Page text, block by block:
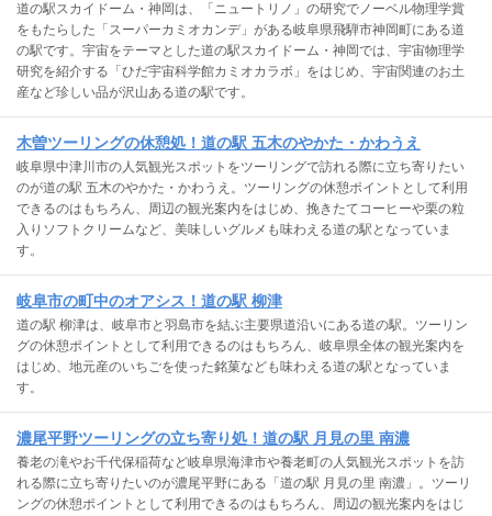
道の駅スカイドーム・神岡は、「ニュートリノ」の研究でノーベル物理学賞
をもたらした「スーパーカミオカンデ」がある岐阜県飛騨市神岡町にある道
の駅です。宇宙をテーマとした道の駅スカイドーム・神岡では、宇宙物理学
研究を紹介する「ひだ宇宙科学館カミオカラボ」をはじめ、宇宙関連のお土
産など珍しい品が沢山ある道の駅です。
木曽ツーリングの休憩処！道の駅 五木のやかた・かわうえ
岐阜県中津川市の人気観光スポットをツーリングで訪れる際に立ち寄りたい
のが道の駅 五木のやかた・かわうえ。ツーリングの休憩ポイントとして利用
できるのはもちろん、周辺の観光案内をはじめ、挽きたてコーヒーや栗の粒
入りソフトクリームなど、美味しいグルメも味わえる道の駅となっていま
す。
岐阜市の町中のオアシス！道の駅 柳津
道の駅 柳津は、岐阜市と羽島市を結ぶ主要県道沿いにある道の駅。ツーリン
グの休憩ポイントとして利用できるのはもちろん、岐阜県全体の観光案内を
はじめ、地元産のいちごを使った銘菓なども味わえる道の駅となっていま
す。
濃尾平野ツーリングの立ち寄り処！道の駅 月見の里 南濃
養老の滝やお千代保稲荷など岐阜県海津市や養老町の人気観光スポットを訪
れる際に立ち寄りたいのが濃尾平野にある「道の駅 月見の里 南濃」。ツーリ
ングの休憩ポイントとして利用できるのはもちろん、周辺の観光案内をはじ